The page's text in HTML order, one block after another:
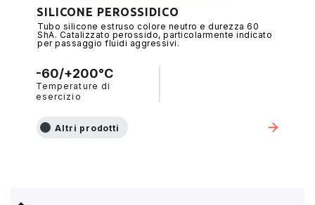
SILICONE PEROSSIDICO
Tubo silicone estruso colore neutro e durezza 60
ShA. Catalizzato perossido, particolarmente indicato
per passaggio fluidi aggressivi.
-60/+200°C
Temperature di
esercizio
Altri prodotti